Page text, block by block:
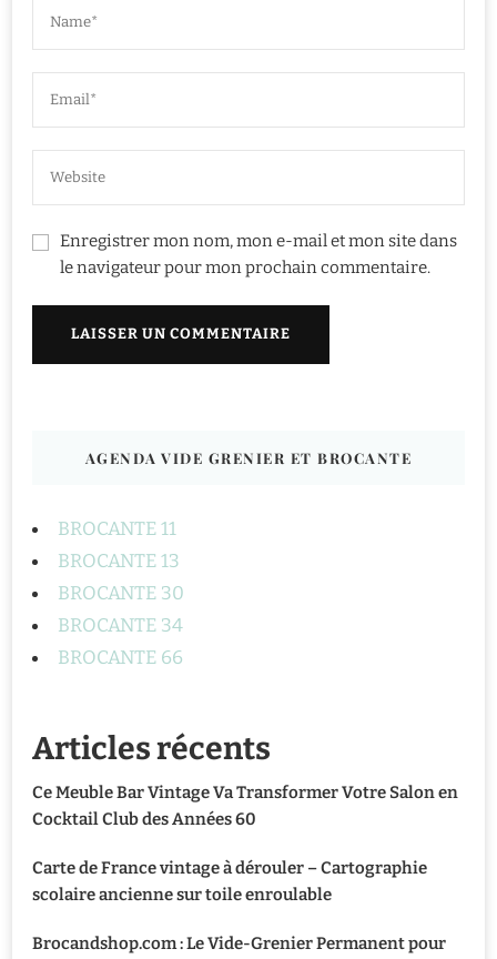
Enregistrer mon nom, mon e-mail et mon site dans
le navigateur pour mon prochain commentaire.
AGENDA VIDE GRENIER ET BROCANTE
BROCANTE 11
BROCANTE 13
BROCANTE 30
BROCANTE 34
BROCANTE 66
Articles récents
Ce Meuble Bar Vintage Va Transformer Votre Salon en
Cocktail Club des Années 60
Carte de France vintage à dérouler – Cartographie
scolaire ancienne sur toile enroulable
Brocandshop.com : Le Vide-Grenier Permanent pour